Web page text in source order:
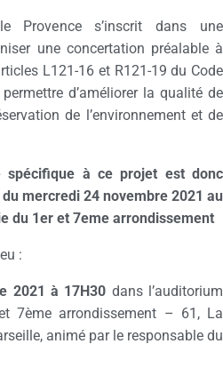
Provence s’inscrit dans une
une concertation préalable à
L121-16 et R121-19 du Code
d’améliorer la qualité de
de l’environnement et de
spécifique à ce projet est donc
mercredi 24 novembre 2021 au
du 1er et 7eme arrondissement
:
2021 à 17H30 dans l’auditorium
7ème arrondissement – 61, La
animé par le responsable du